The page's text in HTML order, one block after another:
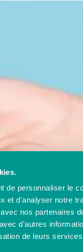
de personnaliser le
et d'analyser notre
nos partenaires
d'autres
de leurs